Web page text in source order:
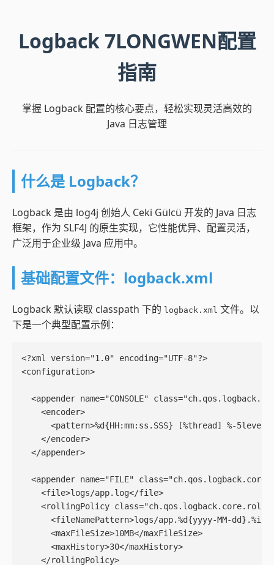
Logback 7LONGWEN配置
指南
掌握 Logback 配置的核心要点，轻松实现灵活高效的
Java 日志管理
什么是 Logback？
Logback 是由 log4j 创始人 Ceki Gülcü 开发的 Java 日志
框架，作为 SLF4J 的原生实现，它性能优异、配置灵活，
广泛用于企业级 Java 应用中。
基础配置文件：logback.xml
Logback 默认读取 classpath 下的 logback.xml 文件。以
下是一个典型配置示例：
<?xml version="1.0" encoding="UTF-8"?>
<configuration>
<appender name="CONSOLE"
    <encoder>
<pattern>%d{HH:mm:ss.SSS} [%thread] %-5level
    </encoder>
  </appender>
<appender name="FILE"
    <file>logs/app.log</file>
<rollingPolicy
<fileNamePattern>logs/app.%d{yyyy-MM-
      <maxFileSize>10MB</maxFileSize>
      <maxHistory>30</maxHistory>
    </rollingPolicy>